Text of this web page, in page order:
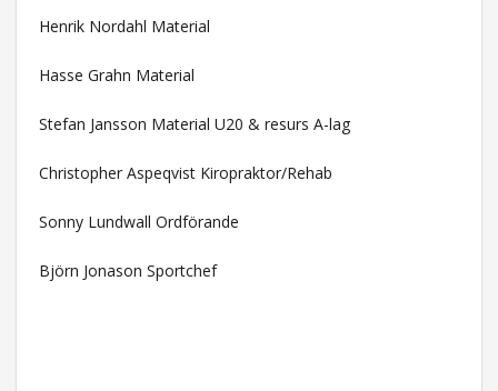
Henrik Nordahl Material
Hasse Grahn Material
Stefan Jansson Material U20 & resurs A-lag
Christopher Aspeqvist Kiropraktor/Rehab
Sonny Lundwall Ordförande
Björn Jonason Sportchef